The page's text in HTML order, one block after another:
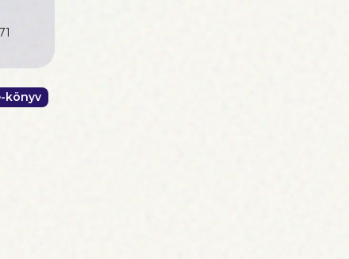
álmaid
és
az
magad
könyv